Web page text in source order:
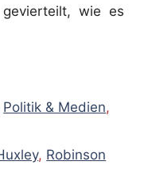
wie es
Politik & Medien,
, Robinson